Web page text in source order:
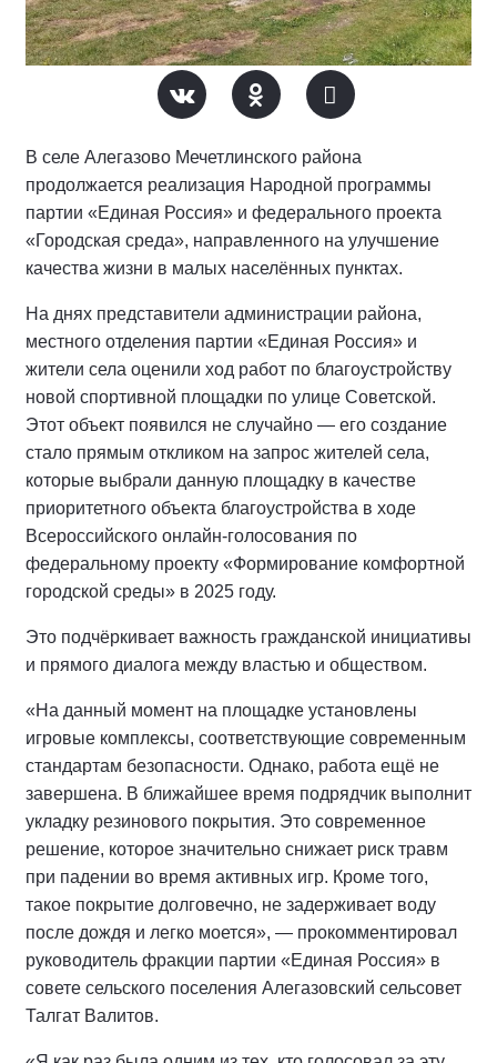
В селе Алегазово Мечетлинского района
продолжается реализация Народной программы
партии «Единая Россия» и федерального проекта
«Городская среда», направленного на улучшение
качества жизни в малых населённых пунктах.
На днях представители администрации района,
местного отделения партии «Единая Россия» и
жители села оценили ход работ по благоустройству
новой спортивной площадки по улице Советской.
Этот объект появился не случайно — его создание
стало прямым откликом на запрос жителей села,
которые выбрали данную площадку в качестве
приоритетного объекта благоустройства в ходе
Всероссийского онлайн-голосования по
федеральному проекту «Формирование комфортной
городской среды» в 2025 году.
Это подчёркивает важность гражданской инициативы
и прямого диалога между властью и обществом.
«На данный момент на площадке установлены
игровые комплексы, соответствующие современным
стандартам безопасности. Однако, работа ещё не
завершена. В ближайшее время подрядчик выполнит
укладку резинового покрытия. Это современное
решение, которое значительно снижает риск травм
при падении во время активных игр. Кроме того,
такое покрытие долговечно, не задерживает воду
после дождя и легко моется», — прокомментировал
руководитель фракции партии «Единая Россия» в
совете сельского поселения Алегазовский сельсовет
Талгат Валитов.